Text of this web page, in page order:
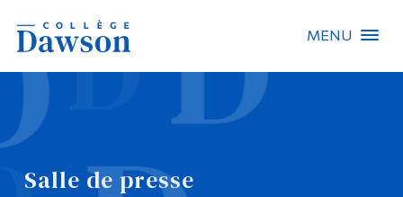
MENU
Salle de presse
Recherche sur le site
Recherche de personnes
EN